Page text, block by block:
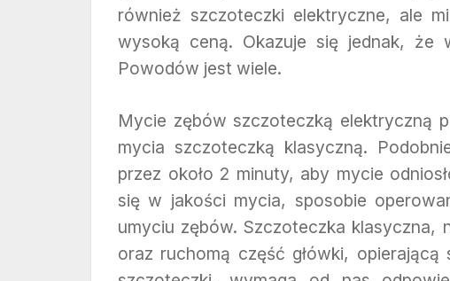
również szczoteczki elektryczne, ale
wysoką ceną. Okazuje się jednak, że
Powodów jest wiele.
Mycie zębów szczoteczką elektryczną
mycia szczoteczką klasyczną.
przez około 2 minuty, aby mycie
się w jakości mycia, sposobie
umyciu zębów. Szczoteczka klasyczna,
oraz ruchomą część główki,